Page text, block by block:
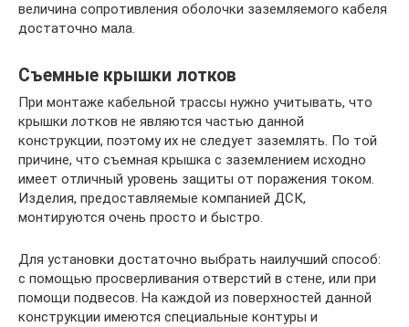
величина сопротивления оболочки заземляемого кабеля
достаточно мала.
Съемные крышки лотков
При монтаже кабельной трассы нужно учитывать, что
крышки лотков не являются частью данной
конструкции, поэтому их не следует заземлять. По той
причине, что съемная крышка с заземлением исходно
имеет отличный уровень защиты от поражения током.
Изделия, предоставляемые компанией ДСК,
монтируются очень просто и быстро.
Для установки достаточно выбрать наилучший способ:
с помощью просверливания отверстий в стене, или при
помощи подвесов. На каждой из поверхностей данной
конструкции имеются специальные контуры и